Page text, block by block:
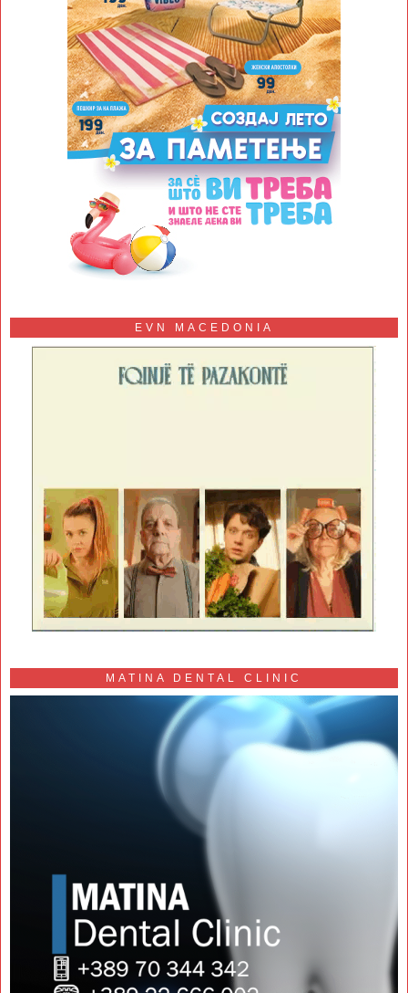
EVN MACEDONIA
MATINA DENTAL CLINIC